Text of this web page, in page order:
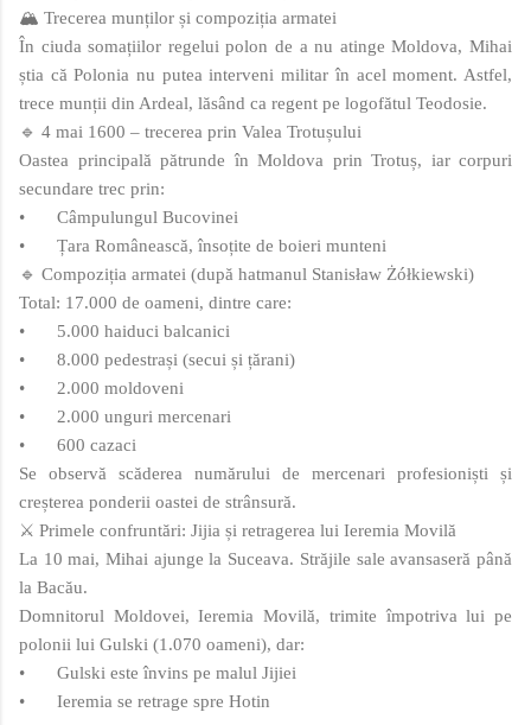
🏔️ Trecerea munților și compoziția armatei
În ciuda somațiilor regelui polon de a nu atinge Moldova, Mihai
știa că Polonia nu putea interveni militar în acel moment. Astfel,
trece munții din Ardeal, lăsând ca regent pe logofătul Teodosie.
🔹 4 mai 1600 – trecerea prin Valea Trotușului
Oastea principală pătrunde în Moldova prin Trotuș, iar corpuri
secundare trec prin:
•
Câmpulungul Bucovinei
•
Țara Românească, însoțite de boieri munteni
🔹 Compoziția armatei (după hatmanul Stanisław Żółkiewski)
Total: 17.000 de oameni, dintre care:
•
5.000 haiduci balcanici
•
8.000 pedestrași (secui și țărani)
•
2.000 moldoveni
•
2.000 unguri mercenari
•
600 cazaci
Se observă scăderea numărului de mercenari profesioniști și
creșterea ponderii oastei de strânsură.
⚔️ Primele confruntări: Jijia și retragerea lui Ieremia Movilă
La 10 mai, Mihai ajunge la Suceava. Străjile sale avansaseră până
la Bacău.
Domnitorul Moldovei, Ieremia Movilă, trimite împotriva lui pe
polonii lui Gulski (1.070 oameni), dar:
•
Gulski este învins pe malul Jijiei
•
Ieremia se retrage spre Hotin